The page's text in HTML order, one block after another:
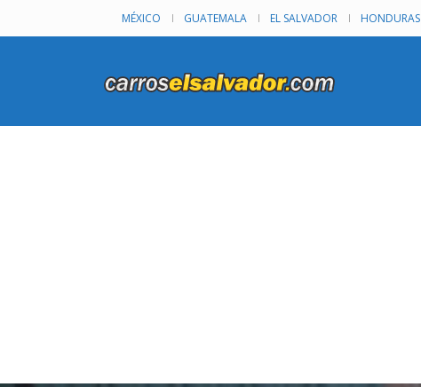
MÉXICO GUATEMALA EL SALVADOR HONDURAS